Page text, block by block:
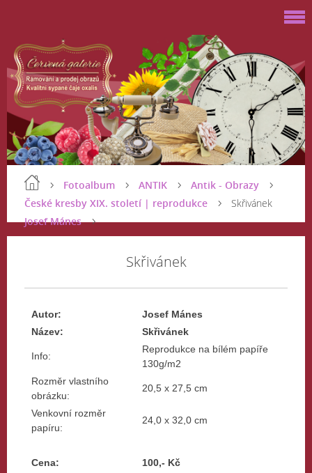
Fotoalbum ANTIK
Antik - Obrazy
České kresby XIX. století | reprodukce
Josef Mánes
Skřivánek
Skřivánek
Autor:
Josef Mánes
Název:
Skřivánek
Info:
Reprodukce na bílém papíře
130g/m2
Rozměr vlastního
obrázku:
20,5 x 27,5 cm
Venkovní rozměr
papíru:
24,0 x 32,0 cm
Cena: 100,- Kč